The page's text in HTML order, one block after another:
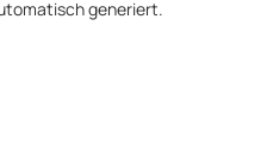
generiert.